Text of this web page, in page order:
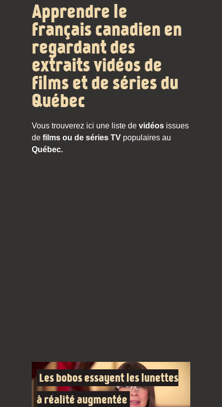
Apprendre le
français canadien en
regardant des
extraits vidéos de
films et de séries du
Québec
Vous trouverez ici une liste de vidéos issues
de films ou de séries TV populaires au
Québec.
Les bobos essayent les lunettes
à réalité augmentée